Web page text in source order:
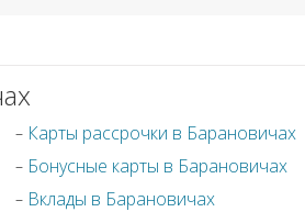
Карты рассрочки в Барановичах
Бонусные карты в Барановичах
Вклады в Барановичах